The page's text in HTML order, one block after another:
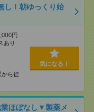
し！朝ゆっくり始
円
あり
ら徒
気になる！
業ほぼなし▼製薬メ